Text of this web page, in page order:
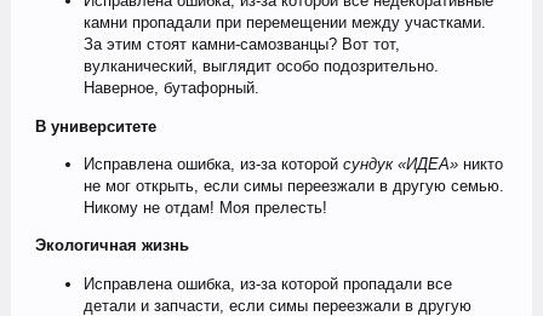
камни пропадали при перемещении между участками.
За этим стоят камни-самозванцы? Вот тот,
вулканический, выглядит особо подозрительно.
Наверное, бутафорный.
В университете
Исправлена ошибка, из-за которой сундук «ИДЕА»никто
не мог открыть, если симы переезжали в другую семью.
Никому не отдам! Моя прелесть!
Экологичная жизнь
Исправлена ошибка, из-за которой пропадали все
детали и запчасти, если симы переезжали в другую